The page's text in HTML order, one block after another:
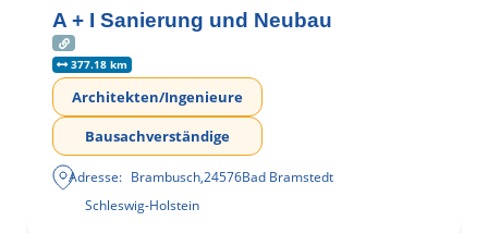
A + I Sanierung und Neubau
377.18 km
Architekten/Ingenieure
Bausachverständige
Adresse: Brambusch,24576Bad Bramstedt
Schleswig-Holstein